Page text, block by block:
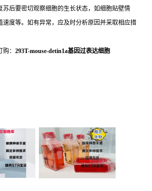
苏后要密切观察细胞的生长状态，如细胞贴壁情
速度等。如有异常，应及时分析原因并采取相应措
： 293T-mouse-detin1a基因过表达细胞